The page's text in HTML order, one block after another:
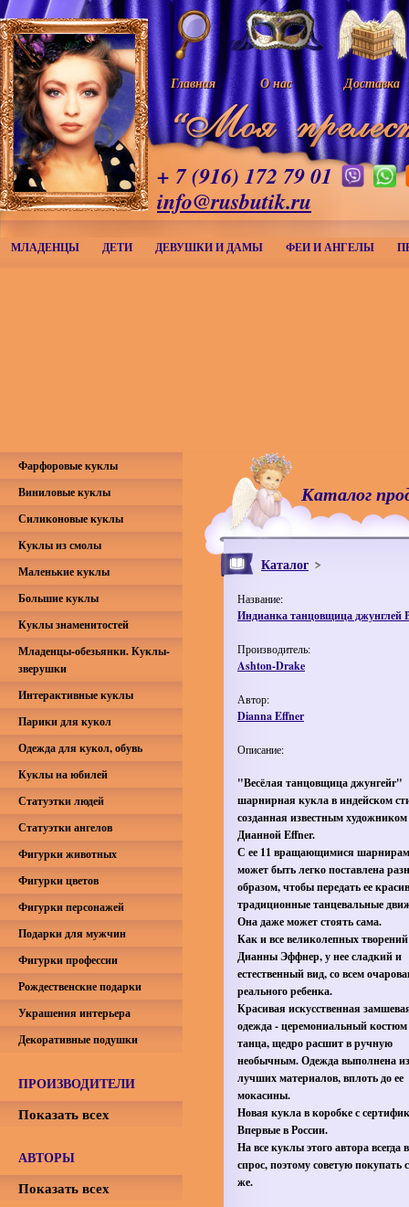
Главная О нас Доставка
+ 7 (916) 172 79 01
info@rusbutik.ru
МЛАДЕНЦЫ ДЕТИ ДЕВУШКИ И ДАМЫ ФЕИ И АНГЕЛЫ
Каталог
Каталог
Название:
Индианка танцовщица джунглей
Производитель:
Ashton-Drake
Автор:
Dianna Effner
Описание:
"Весёлая танцовщица джунгейr"
шарнирная кукла в индейском
созданная известным художником
Дианной Effner.
С ее 11 вращающимися
может быть легко поставлена
образом, чтобы передать ее
традиционные танцевальные
Она даже может стоять сама.
Как и все великолепных творений
Дианны Эффнер, у нее сладкий и
естественный вид, со всем
реального ребенка.
Красивая искусственная
одежда - церемониальный
танца, щедро расшит в ручную
необычным. Одежда выполнена из
лучших материалов, вплоть до ее
мокасины.
Новая кукла в коробке с
Впервые в России.
На все куклы этого автора всегда
спрос, поэтому советую покупать
же.
Фарфоровые куклы
Виниловые куклы
Силиконовые куклы
Куклы из смолы
Маленькие куклы
Большие куклы
Куклы знаменитостей
Младенцы-обезьянки. Куклы-
зверушки
Интерактивные куклы
Парики для кукол
Одежда для кукол, обувь
Куклы на юбилей
Статуэтки людей
Статуэтки ангелов
Фигурки животных
Фигурки цветов
Фигурки персонажей
Подарки для мужчин
Фигурки профессии
Рождественские подарки
Украшения интерьера
Декоративные подушки
ПРОИЗВОДИТЕЛИ
Показать всех
АВТОРЫ
Показать всех